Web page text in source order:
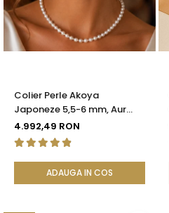
Seturi Perle cu Argint
Brățări cu Perle
Pandantive cu Perle
Colier Perle Akoya
Japoneze 5,5-6 mm, Aur
Galben 14K cu Închizătoare
Filigranată | KASKADDA®
4.992,49 RON
ADAUGA IN COS